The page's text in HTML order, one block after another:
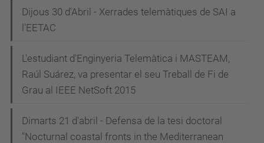
Dijous 30 d'Abril - Xerrades telemàtiques de SAI a
l'EETAC
L'estudiant d'Enginyeria Telemàtica i MASTEAM,
Raúl Suárez, va presentar el seu Treball de Fi de
Grau al IEEE NetSoft 2015
Dimarts 21 d'abril - Defensa de la tesi doctoral
"Nocturnal coastal fronts in the Mediterranean